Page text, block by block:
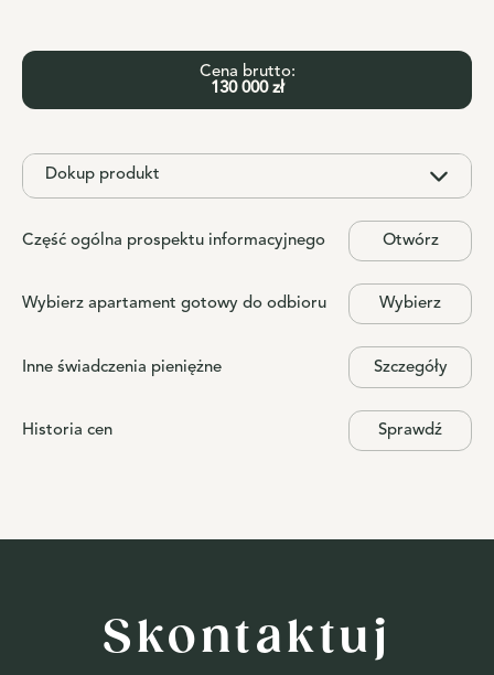
Cena brutto:
130 000 zł
Dokup produkt
Część ogólna prospektu informacyjnego Otwórz
Wybierz apartament gotowy do odbioru Wybierz
Inne świadczenia pieniężne Szczegóły
Historia cen Sprawdź
Skontaktuj